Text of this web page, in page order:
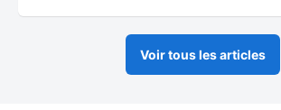
Voir tous les articles